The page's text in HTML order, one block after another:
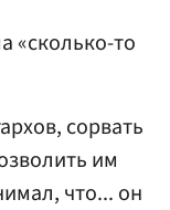
«сколько-то
сорвать
им
что... он